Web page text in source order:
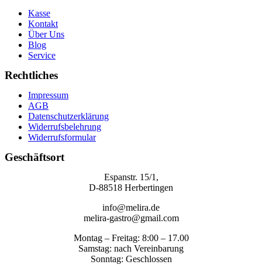
Kasse
Kontakt
Über Uns
Blog
Service
Rechtliches
Impressum
AGB
Datenschutzerklärung
Widerrufsbelehrung
Widerrufsformular
Geschäftsort
Espanstr. 15/1,
D-88518 Herbertingen
info@melira.de
melira-gastro@gmail.com
Montag – Freitag: 8:00 – 17.00
Samstag: nach Vereinbarung
Sonntag: Geschlossen